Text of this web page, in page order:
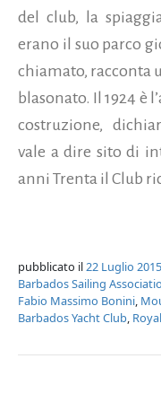
del club, la
erano il suo parco
chiamato, racconta
blasonato. Il 1924 è
costruzione,
vale a dire sito di
anni Trenta il Club
pubblicato il22 Luglio 2015
Barbados Sailing
Fabio Massimo Bonini,
Barbados Yacht Club,